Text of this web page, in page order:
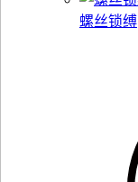
螺丝锁缚